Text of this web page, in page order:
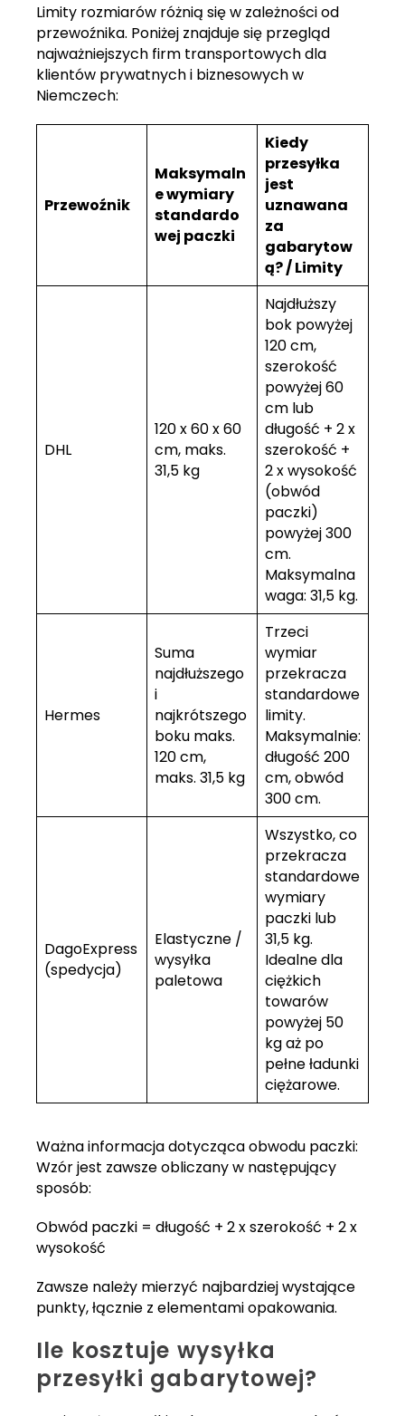
Limity rozmiarów różnią się w zależności od
przewoźnika. Poniżej znajduje się przegląd
najważniejszych firm transportowych dla
klientów prywatnych i biznesowych w
Niemczech:
Przewoźnik
Maksymaln
e wymiary
standardo
wej paczki
Kiedy
przesyłka
jest
uznawana
za
gabarytow
ą? / Limity
DHL
120 x 60 x 60
cm, maks.
31,5 kg
Najdłuższy
bok powyżej
120 cm,
szerokość
powyżej 60
cm lub
długość + 2 x
szerokość +
2 x wysokość
(obwód
paczki)
powyżej 300
cm.
Maksymalna
waga: 31,5 kg.
Hermes
Suma
najdłuższego
i
najkrótszego
boku maks.
120 cm,
maks. 31,5 kg
Trzeci
wymiar
przekracza
standardowe
limity.
Maksymalnie:
długość 200
cm, obwód
300 cm.
DagoExpress
(spedycja)
Elastyczne /
wysyłka
paletowa
Wszystko, co
przekracza
standardowe
wymiary
paczki lub
31,5 kg.
Idealne dla
ciężkich
towarów
powyżej 50
kg aż po
pełne ładunki
ciężarowe.
Ważna informacja dotycząca obwodu paczki:
Wzór jest zawsze obliczany w następujący
sposób:
Obwód paczki = długość + 2 x szerokość + 2 x
wysokość
Zawsze należy mierzyć najbardziej wystające
punkty, łącznie z elementami opakowania.
Ile kosztuje wysyłka
przesyłki gabarytowej?